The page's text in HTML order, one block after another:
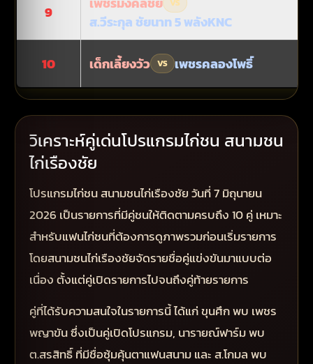
9 VS
ส.วีระกุล ชัยนาท 5 พลังKNC
10 เด็กเลี้ยงวัว VS เพชรคลองโพธิ์
วิเคราะห์คู่เด่นโปรแกรมไก่ชน สนามชน
ไก่เรืองชัย
โปรแกรมไก่ชน สนามชนไก่เรืองชัย วันที่ 7 มิถุนายน
2026 เป็นรายการที่มีคู่ชนให้ติดตามครบถึง 10 คู่ เหมาะ
สำหรับแฟนไก่ชนที่ต้องการดูภาพรวมก่อนเริ่มรายการ
โดยสนามชนไก่เรืองชัยจัดรายชื่อคู่แข่งขันมาแบบต่อ
เนื่อง ตั้งแต่คู่เปิดรายการไปจนถึงคู่ท้ายรายการ
คู่ที่ได้รับความสนใจในรายการนี้ ได้แก่ ขุนศึก พบ เพชร
พญาขัน ซึ่งเป็นคู่เปิดโปรแกรม, นารายณ์ฟาร์ม พบ
ต.สรสิทธิ์ ที่มีชื่อซุ้มคุ้นตาแฟนสนาม และ ส.โกมล พบ